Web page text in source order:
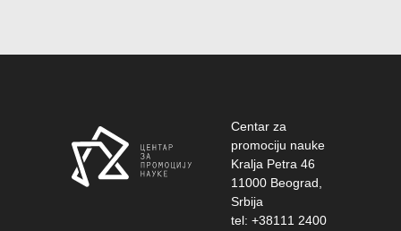
Centar za
promociju nauke
Kralja Petra 46
11000 Beograd,
Srbija
tel: +38111 2400